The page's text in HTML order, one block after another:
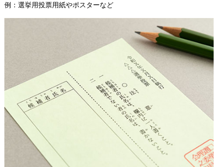
例：選挙用投票用紙やポスターなど